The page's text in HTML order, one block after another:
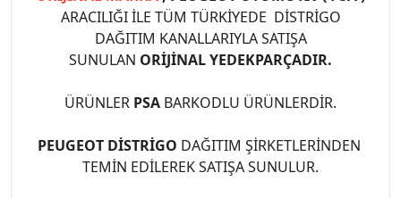
ARACILIĞI İLE TÜM TÜRKİYEDE DİSTRİGO
DAĞITIM KANALLARIYLA SATIŞA
SUNULAN ORİJİNAL YEDEKPARÇADIR.
ÜRÜNLER PSA BARKODLU ÜRÜNLERDİR.
PEUGEOT DİSTRİGO DAĞITIM ŞİRKETLERİNDEN
TEMİN EDİLEREK SATIŞA SUNULUR.